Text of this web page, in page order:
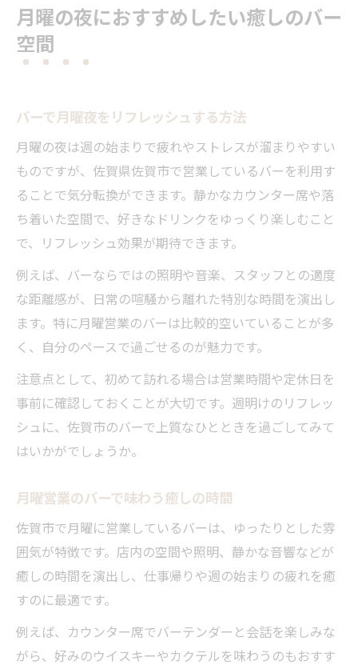
月曜の夜におすすめしたい癒しのバー
空間
バーで月曜夜をリフレッシュする方法
月曜の夜は週の始まりで疲れやストレスが溜まりやすい
ものですが、佐賀県佐賀市で営業しているバーを利用す
ることで気分転換ができます。静かなカウンター席や落
ち着いた空間で、好きなドリンクをゆっくり楽しむこと
で、リフレッシュ効果が期待できます。
例えば、バーならではの照明や音楽、スタッフとの適度
な距離感が、日常の喧騒から離れた特別な時間を演出し
ます。特に月曜営業のバーは比較的空いていることが多
く、自分のペースで過ごせるのが魅力です。
注意点として、初めて訪れる場合は営業時間や定休日を
事前に確認しておくことが大切です。週明けのリフレッ
シュに、佐賀市のバーで上質なひとときを過ごしてみて
はいかがでしょうか。
月曜営業のバーで味わう癒しの時間
佐賀市で月曜に営業しているバーは、ゆったりとした雰
囲気が特徴です。店内の空間や照明、静かな音響などが
癒しの時間を演出し、仕事帰りや週の始まりの疲れを癒
すのに最適です。
例えば、カウンター席でバーテンダーと会話を楽しみな
がら、好みのウイスキーやカクテルを味わうのもおすす